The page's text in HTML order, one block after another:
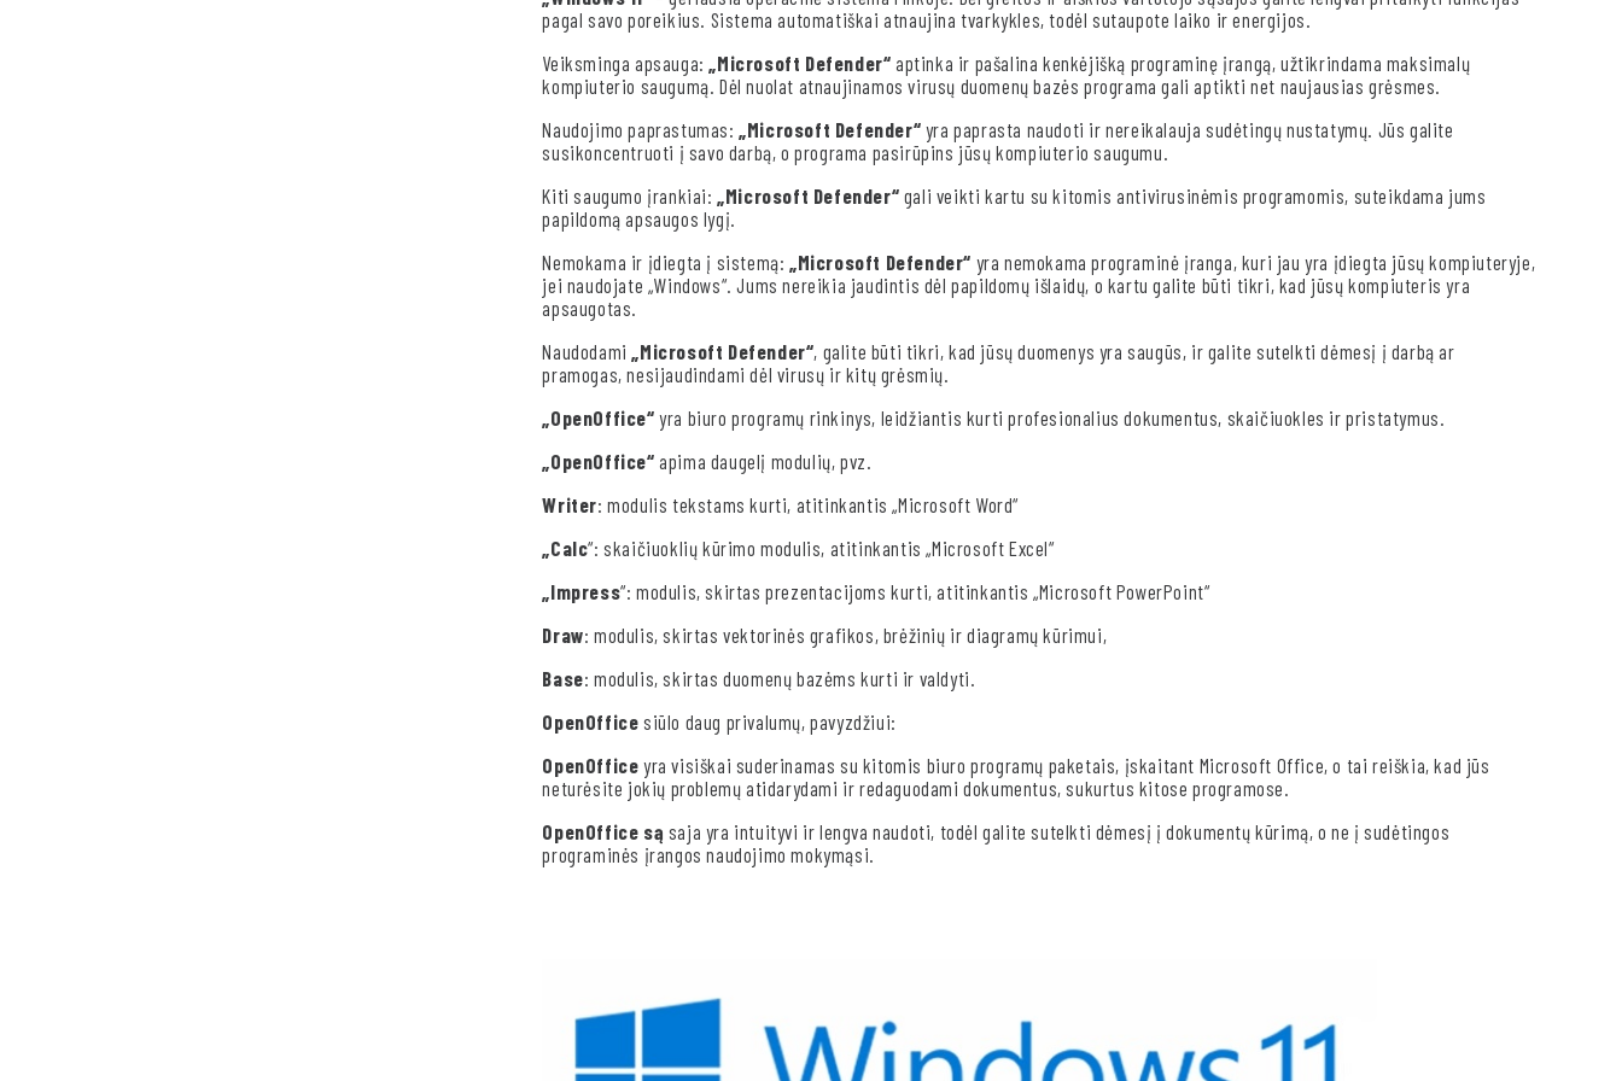
pagal savo poreikius. Sistema automatiškai atnaujina tvarkykles, todėl sutaupote laiko ir energijos.
Veiksminga apsauga:
„Microsoft Defender“ aptinka ir pašalina kenkėjišką programinę įrangą, užtikrindama maksimalų
kompiuterio saugumą. Dėl nuolat atnaujinamos virusų duomenų bazės programa gali aptikti net naujausias grėsmes.
Naudojimo paprastumas:
„Microsoft Defender“ yra paprasta naudoti ir nereikalauja sudėtingų nustatymų. Jūs galite
susikoncentruoti į savo darbą, o programa pasirūpins jūsų kompiuterio saugumu.
Kiti saugumo įrankiai:
„Microsoft Defender“ gali veikti kartu su kitomis antivirusinėmis programomis, suteikdama jums
papildomą apsaugos lygį.
Nemokama ir įdiegta į sistemą:
„Microsoft Defender“ yra nemokama programinė įranga, kuri jau yra įdiegta jūsų kompiuteryje,
jei naudojate „Windows“. Jums nereikia jaudintis dėl papildomų išlaidų, o kartu galite būti tikri, kad jūsų kompiuteris yra
apsaugotas.
Naudodami
„Microsoft Defender“, galite būti tikri, kad jūsų duomenys yra saugūs, ir galite sutelkti dėmesį į darbą ar
pramogas, nesijaudindami dėl virusų ir kitų grėsmių.
„OpenOffice“ yra biuro programų rinkinys, leidžiantis kurti profesionalius dokumentus, skaičiuokles ir pristatymus.
„OpenOffice“ apima daugelį modulių, pvz.
Writer: modulis tekstams kurti, atitinkantis „Microsoft Word“
„Calc“: skaičiuoklių kūrimo modulis, atitinkantis „Microsoft Excel“
„Impress“: modulis, skirtas prezentacijoms kurti, atitinkantis „Microsoft PowerPoint“
Draw: modulis, skirtas vektorinės grafikos, brėžinių ir diagramų kūrimui,
Base: modulis, skirtas duomenų bazėms kurti ir valdyti.
OpenOffice siūlo daug privalumų, pavyzdžiui:
OpenOffice yra visiškai suderinamas su kitomis biuro programų paketais, įskaitant Microsoft Office, o tai reiškia, kad jūs
neturėsite jokių problemų atidarydami ir redaguodami dokumentus, sukurtus kitose programose.
OpenOffice są saja yra intuityvi ir lengva naudoti, todėl galite sutelkti dėmesį į dokumentų kūrimą, o ne į sudėtingos
programinės įrangos naudojimo mokymąsi.